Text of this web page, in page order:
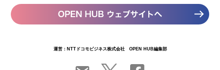
運営：NTTドコモビジネス株式会社 OPEN HUB編集部